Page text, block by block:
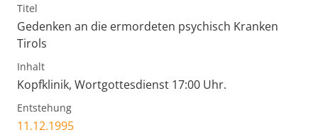
Titel
Gedenken an die ermordeten psychisch Kranken
Tirols
Inhalt
Kopfklinik, Wortgottesdienst 17:00 Uhr.
Entstehung
11.12.1995